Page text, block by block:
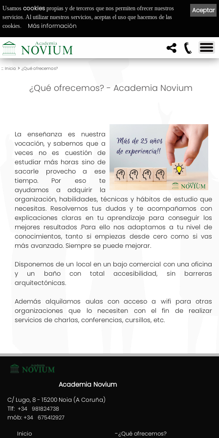
:: Inicio > ¿Qué ofrecemos?
¿Qué ofrecemos? - Academia Novium
La enseñanza es nuestra
vocación, y sabemos que a
veces no es cuestión de
estudiar más horas sino de
sacarle provecho a ese
tiempo. Por eso te
ayudamos a adquirir la
organización, habilidades, técnicas y hábitos de estudio que
necesitas. Resolvemos tus dudas y te acompañamos con
explicaciones claras en tu aprendizaje para conseguir los
mejores resultados .Para ello nos adaptamos a tu nivel de
conocimientos, tanto si empiezas desde cero como si vas
más avanzado. Siempre se puede mejorar.
Disponemos de un local en un bajo comercial con una oficina
y un baño con total accesibilidad, sin barreras
arquitectónicas.
Además alquilamos aulas con acceso a wifi para otras
organizaciones que lo necesiten con el fin de realizar
servicios de charlas, conferencias, cursillos, etc.
Academia Novium
C/ Lugo, 8 - 15200 Noia (A Coruña)
Tlf: +34 981824738
mób: +34 675412927
Inicio -¿Qué ofrecemos?
Aceptar
Usamos cookies propias y de terceros que nos permiten ofrecer nuestros
servicios. Al utilizar nuestros servicios, aceptas el uso que hacemos de las
cookies.
Más información